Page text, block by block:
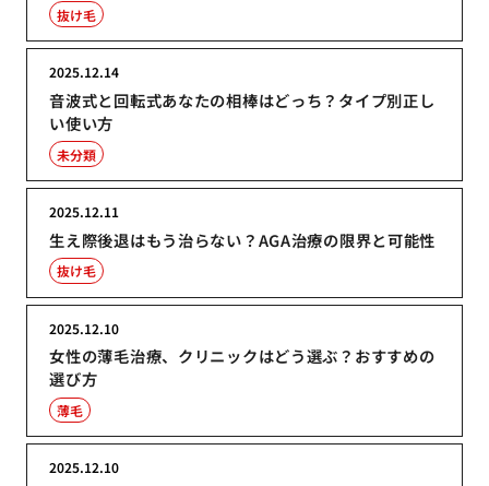
抜け毛
音波式と回転式あなたの相棒はどっち？タイプ別正し
い使い方
2025.12.14
未分類
生え際後退はもう治らない？AGA治療の限界と可能性
2025.12.11
抜け毛
女性の薄毛治療、クリニックはどう選ぶ？おすすめの
選び方
2025.12.10
薄毛
2025.12.10